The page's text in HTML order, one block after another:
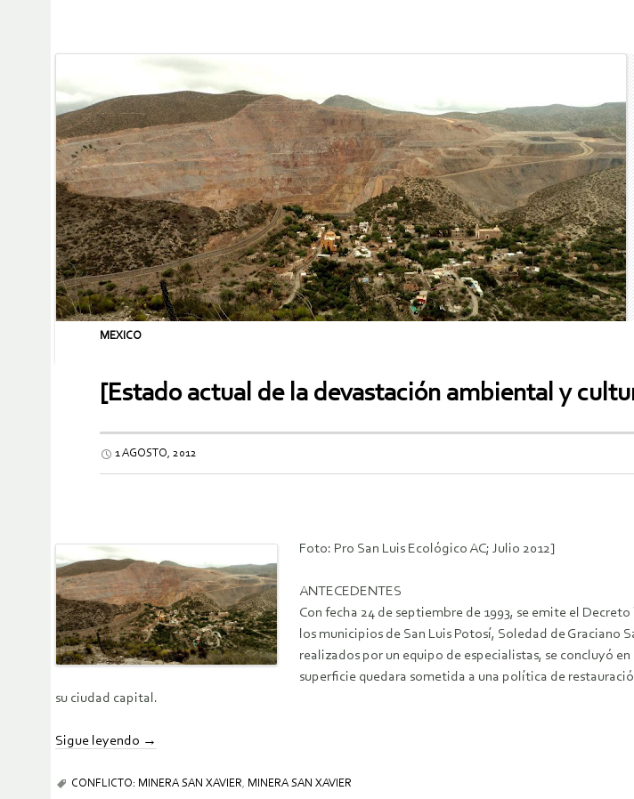
MEXICO
[Estado actual de la devastación ambiental y
1 AGOSTO, 2012
Foto: Pro San Luis Ecológico AC; Julio 2012]
ANTECEDENTES
Con fecha 24 de septiembre de 1993, se emite el
los municipios de San Luis Potosí, Soledad de Graciano
realizados por un equipo de especialistas, se concluyó
superficie quedara sometida a una política de
su ciudad capital.
Sigue leyendo →
CONFLICTO: MINERA SAN XAVIER, MINERA SAN XAVIER